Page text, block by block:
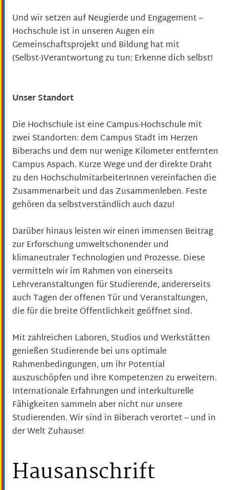
Und wir setzen auf Neugierde und Engagement –
Hochschule ist in unseren Augen ein
Gemeinschaftsprojekt und Bildung hat mit
(Selbst-)Verantwortung zu tun: Erkenne dich selbst!
Unser Standort
Die Hochschule ist eine Campus-Hochschule mit
zwei Standorten: dem Campus Stadt im Herzen
Biberachs und dem nur wenige Kilometer entfernten
Campus Aspach. Kurze Wege und der direkte Draht
zu den HochschulmitarbeiterInnen vereinfachen die
Zusammenarbeit und das Zusammenleben. Feste
gehören da selbstverständlich auch dazu!
Darüber hinaus leisten wir einen immensen Beitrag
zur Erforschung umweltschonender und
klimaneutraler Technologien und Prozesse. Diese
vermitteln wir im Rahmen von einerseits
Lehrveranstaltungen für Studierende, andererseits
auch Tagen der offenen Tür und Veranstaltungen,
die für die breite Öffentlichkeit geöffnet sind.
Mit zahlreichen Laboren, Studios und Werkstätten
genießen Studierende bei uns optimale
Rahmenbedingungen, um ihr Potential
auszuschöpfen und ihre Kompetenzen zu erweitern.
Internationale Erfahrungen und interkulturelle
Fähigkeiten sammeln aber nicht nur unsere
Studierenden. Wir sind in Biberach verortet – und in
der Welt Zuhause!
Hausanschrift